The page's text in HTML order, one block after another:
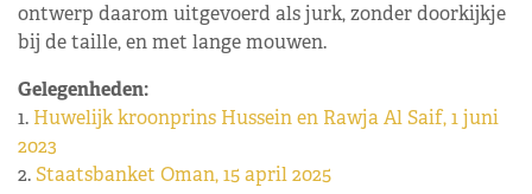
ontwerp daarom uitgevoerd als jurk, zonder doorkijkje
bij de taille, en met lange mouwen.
Gelegenheden:
1. Huwelijk kroonprins Hussein en Rawja Al Saif, 1 juni
2023
2. Staatsbanket Oman, 15 april 2025